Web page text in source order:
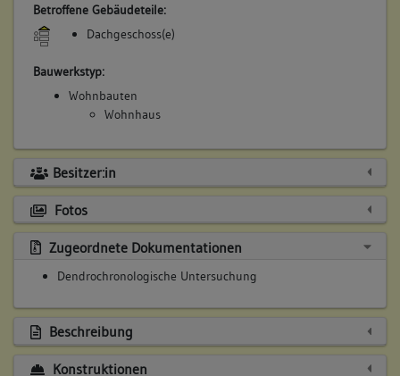
Betroffene Gebäudeteile:
Dachgeschoss(e)
Bauwerkstyp:
Wohnbauten
Wohnhaus
Besitzer:in
Fotos
Zugeordnete Dokumentationen
Dendrochronologische Untersuchung
Beschreibung
Konstruktionen